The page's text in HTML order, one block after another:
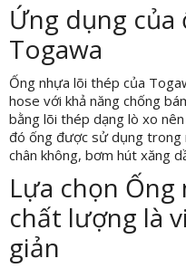
Ứng dụng
Togawa
Ống nhựa lõi thép của
hose với khả năng chống
bằng lõi thép dạng lò xo
đó ống được sử dụng trong
chân không, bơm hút xăng
Lựa chọn
chất lượng là
giản